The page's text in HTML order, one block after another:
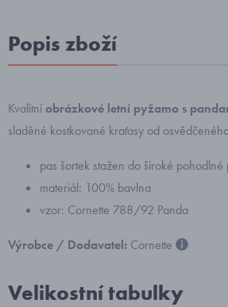
Popis zboží
Kvalitníobrázkové letní pyžamo s
sladěné kostkované kraťasy od
pas šortek stažen do široké pohodlné
materiál: 100% bavlna
vzor: Cornette 788/92 Panda
Výrobce / Dodavatel: Cornette
Velikostní tabulky